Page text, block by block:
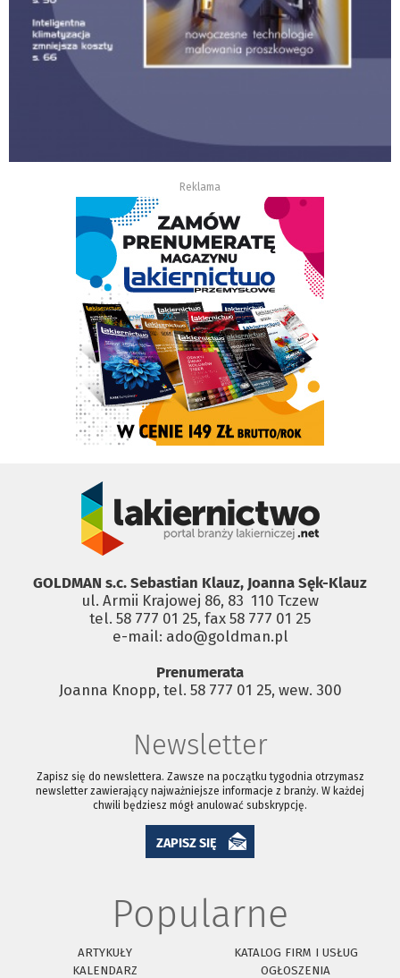
Reklama
GOLDMAN s.c. Sebastian Klauz, Joanna Sęk-Klauz
ul. Armii Krajowej 86, 83 ­ 110 Tczew
tel. 58 777 01 25, fax 58 777 01 25
e-mail: ado@goldman.pl
Prenumerata
Joanna Knopp, tel. 58 777 01 25, wew. 300
Newsletter
Zapisz się do newslettera. Zawsze na początku tygodnia otrzymasz
newsletter zawierający najważniejsze informacje z branży. W każdej
chwili będziesz mógł anulować subskrypcję.
ZAPISZ SIĘ
Popularne
ARTYKUŁY
KATALOG FIRM I USŁUG
KALENDARZ
OGŁOSZENIA